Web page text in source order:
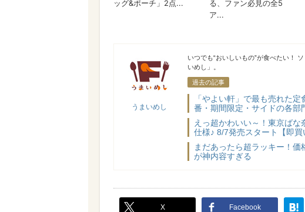
うまいめし
うまいめし
いつでも“おいしいもの”が食べたい！
いめし」。
過去の記事
「やよい軒」で最も売れた
番・期間限定・サイドの各部
えっ超かわいい～！東京ば
仕様♪ 8/7発売スタート【即買
まだあったら超ラッキー！価
が神内容すぎる
X Facebook